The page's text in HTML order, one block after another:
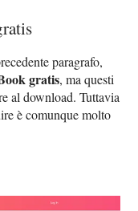
paragrafo,
gratis, ma questi
al download. Tuttavia
è comunque molto